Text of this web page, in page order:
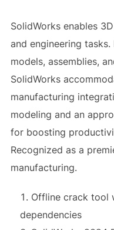
SolidWorks enables
and engineering
models, assemblies,
SolidWorks
manufacturing
modeling and an
for boosting
Recognized as a
manufacturing.
Offline crack tool
dependencies